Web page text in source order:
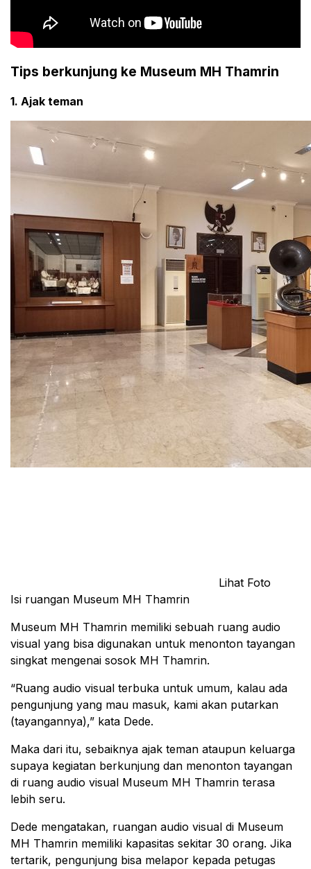
Tips berkunjung ke Museum MH Thamrin
1. Ajak teman
Lihat Foto
Isi ruangan Museum MH Thamrin
Museum MH Thamrin memiliki sebuah ruang audio
visual yang bisa digunakan untuk menonton tayangan
singkat mengenai sosok MH Thamrin.
“Ruang audio visual terbuka untuk umum, kalau ada
pengunjung yang mau masuk, kami akan putarkan
(tayangannya),” kata Dede.
Maka dari itu, sebaiknya ajak teman ataupun keluarga
supaya kegiatan berkunjung dan menonton tayangan
di ruang audio visual Museum MH Thamrin terasa
lebih seru.
Dede mengatakan, ruangan audio visual di Museum
MH Thamrin memiliki kapasitas sekitar 30 orang. Jika
tertarik, pengunjung bisa melapor kepada petugas